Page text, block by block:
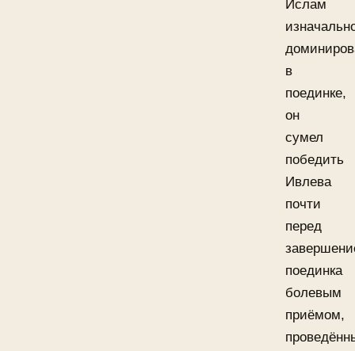
Ислам
в
поединке,
он
сумел
победить
Ивлева
почти
перед
поединка
болевым
приёмом,